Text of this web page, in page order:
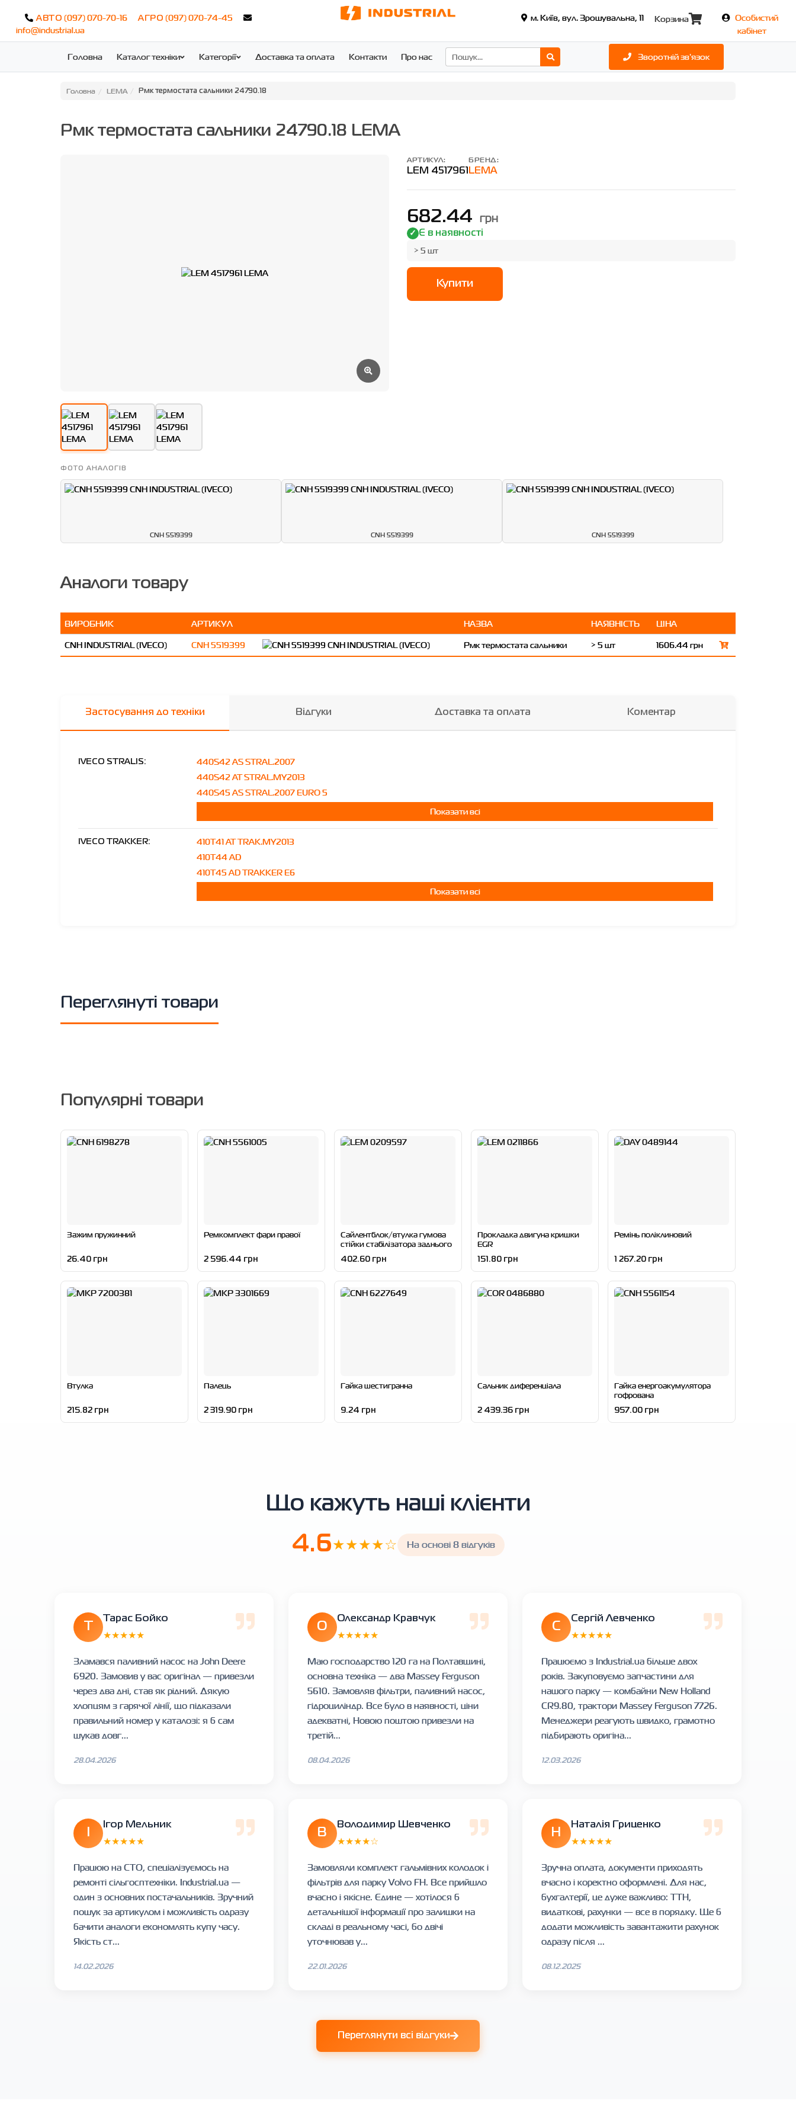
АВТО (097) 070-70-16 АГРО (097) 070-74-45
info@industrial.ua
м. Київ, вул. Зрошувальна, 11 Корзина
Особистий
кабінет
Головна Каталог техніки Категорії Доставка та оплата Контакти Про нас Зворотній зв'язок
Головна LEMA Рмк термостата сальники 24790.18
Рмк термостата сальники 24790.18 LEMA
АРТИКУЛ:
LEM 4517961
БРЕНД:
LEMA
682.44 грн
Є в наявності
> 5 шт
Купити
ФОТО АНАЛОГІВ
CNH 5519399 CNH 5519399 CNH 5519399
Аналоги товару
ВИРОБНИК АРТИКУЛ НАЗВА НАЯВНІСТЬ
ЦІНА
CNH INDUSTRIAL (IVECO)
CNH 5519399 Рмк термостата сальники > 5 шт 1606.44 грн
Застосування до техніки Відгуки Доставка та оплата Коментар
IVECO STRALIS:
440S42 AS STRAL.2007
440S42 AT STRAL.MY2013
440S45 AS STRAL.2007 EURO 5
Показати всі
IVECO TRAKKER:
410T41 AT TRAK.MY2013
410T44 AD
410T45 AD TRAKKER E6
Показати всі
Переглянуті товари
Популярні товари
Зажим пружинний
26.40 грн
Ремкомплект фари правої
2 596.44 грн
Сайлентблок/втулка гумова
стійки стабілізатора заднього
402.60 грн
Прокладка двигуна кришки
EGR
151.80 грн
Ремінь поліклиновий
1 267.20 грн
Втулка
215.82 грн
Палець
2 319.90 грн
Гайка шестигранна
9.24 грн
Сальник диференціала
2 439.36 грн
Гайка енергоакумулятора
гофрована
957.00 грн
Що кажуть наші клієнти
4.6★★★★☆ На основі 8 відгуків
Тарас Бойко
★★★★★
Зламався паливний насос на John Deere
6920. Замовив у вас оригінал — привезли
через два дні, став як рідний. Дякую
хлопцям з гарячої лінії, що підказали
правильний номер у каталозі: я б сам
шукав довг...
28.04.2026
О
Олександр Кравчук
★★★★★
Маю господарство 120 га на Полтавщині,
основна техніка — два Massey Ferguson
5610. Замовляв фільтри, паливний насос,
гідроциліндр. Все було в наявності, ціни
адекватні, Новою поштою привезли на
третій...
08.04.2026
С
Сергій Левченко
★★★★★
Працюємо з Industrial.ua більше двох
років. Закуповуємо запчастини для
нашого парку — комбайни New Holland
CR9.80, трактори Massey Ferguson 7726.
Менеджери реагують швидко, грамотно
підбирають оригіна...
12.03.2026
Ігор Мельник
★★★★★
Працюю на СТО, спеціалізуємось на
ремонті сільгосптехніки. Industrial.ua —
один з основних постачальників. Зручний
пошук за артикулом і можливість одразу
бачити аналоги економлять купу часу.
Якість ст...
14.02.2026
В
Володимир Шевченко
★★★★☆
Замовляли комплект гальмівних колодок і
фільтрів для парку Volvo FH. Все прийшло
вчасно і якісне. Єдине — хотілося б
детальнішої інформації про залишки на
складі в реальному часі, бо двічі
уточнював у...
22.01.2026
Н
Наталія Гриценко
★★★★★
Зручна оплата, документи приходять
вчасно і коректно оформлені. Для нас,
бухгалтерії, це дуже важливо: ТТН,
видаткові, рахунки — все в порядку. Ще б
додати можливість завантажити рахунок
одразу після ...
08.12.2025
Переглянути всі відгуки